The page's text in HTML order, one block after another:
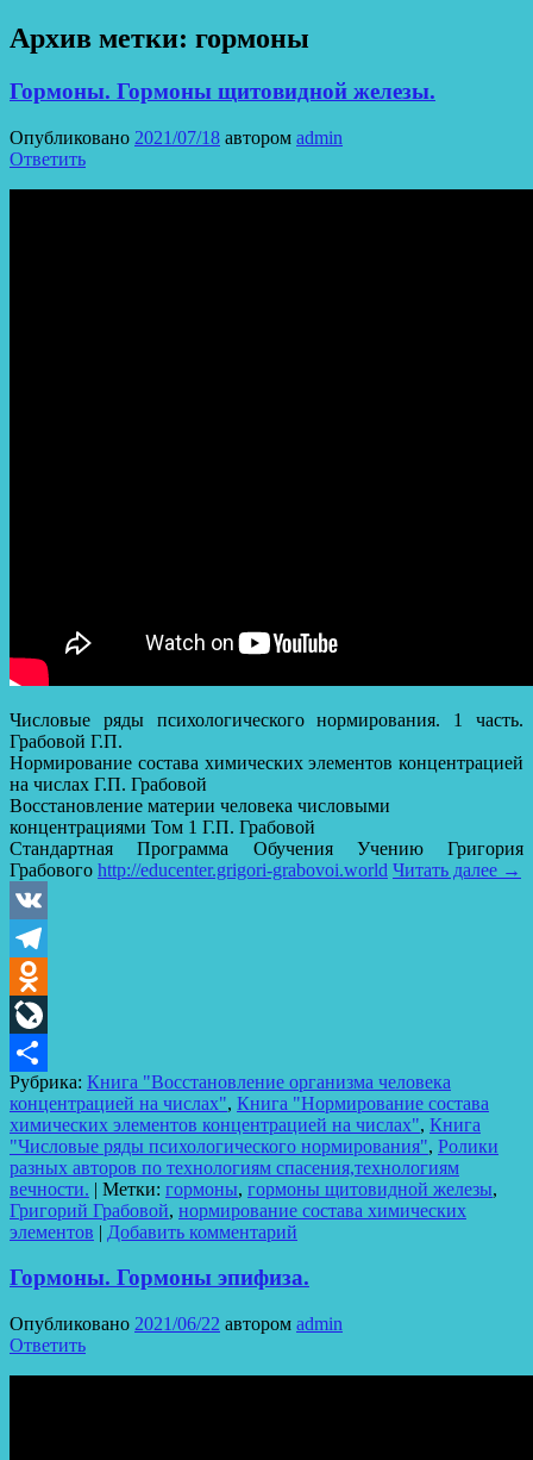
Архив метки: гормоны
Гормоны. Гормоны щитовидной железы.
Опубликовано 2021/07/18 автором admin
Ответить
Числовые ряды психологического нормирования. 1 часть.
Грабовой Г.П.
Нормирование состава химических элементов концентрацией
на числах Г.П. Грабовой
Восстановление материи человека числовыми
концентрациями Том 1 Г.П. Грабовой
Стандартная Программа Обучения Учению Григория
Грабового http://educenter.grigori-grabovoi.world Читать далее →
VK
Telegram
Odnoklassniki
LiveJournal
Отправить
Рубрика: Книга "Восстановление организма человека
концентрацией на числах", Книга "Нормирование состава
химических элементов концентрацией на числах", Книга
"Числовые ряды психологического нормирования", Ролики
разных авторов по технологиям спасения,технологиям
вечности. | Метки: гормоны, гормоны щитовидной железы,
Григорий Грабовой, нормирование состава химических
элементов | Добавить комментарий
Гормоны. Гормоны эпифиза.
Опубликовано 2021/06/22 автором admin
Ответить